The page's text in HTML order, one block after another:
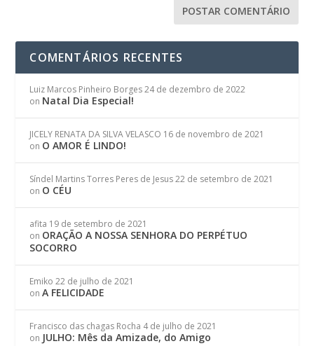
COMENTÁRIOS RECENTES
Luiz Marcos Pinheiro Borges 24 de dezembro de 2022
on Natal Dia Especial!
JICELY RENATA DA SILVA VELASCO 16 de novembro de 2021
on O AMOR É LINDO!
Síndel Martins Torres Peres de Jesus 22 de setembro de 2021
on O CÉU
afita 19 de setembro de 2021
on ORAÇÃO A NOSSA SENHORA DO PERPÉTUO
SOCORRO
Emiko 22 de julho de 2021
onA FELICIDADE
Francisco das chagas Rocha 4 de julho de 2021
on JULHO: Mês da Amizade, do Amigo